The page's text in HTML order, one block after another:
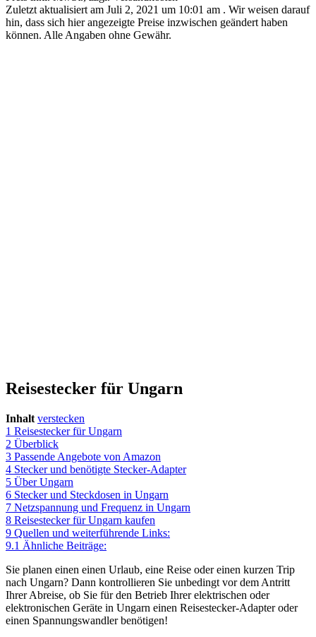
Zuletzt aktualisiert am Juli 2, 2021 um 10:01 am . Wir weisen darauf
hin, dass sich hier angezeigte Preise inzwischen geändert haben
können. Alle Angaben ohne Gewähr.
Reisestecker für Ungarn
Inhalt verstecken
1 Reisestecker für Ungarn
2 Überblick
3 Passende Angebote von Amazon
4 Stecker und benötigte Stecker-Adapter
5 Über Ungarn
6 Stecker und Steckdosen in Ungarn
7 Netzspannung und Frequenz in Ungarn
8 Reisestecker für Ungarn kaufen
9 Quellen und weiterführende Links:
9.1 Ähnliche Beiträge:
Sie planen einen einen Urlaub, eine Reise oder einen kurzen Trip
nach Ungarn? Dann kontrollieren Sie unbedingt vor dem Antritt
Ihrer Abreise, ob Sie für den Betrieb Ihrer elektrischen oder
elektronischen Geräte in Ungarn einen Reisestecker-Adapter oder
einen Spannungswandler benötigen!